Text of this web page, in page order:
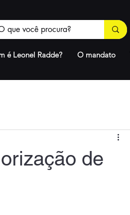
é Leonel Radde? O mandato
de